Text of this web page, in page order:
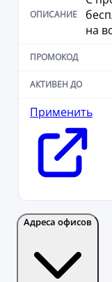
на
Применить
Адреса офисов